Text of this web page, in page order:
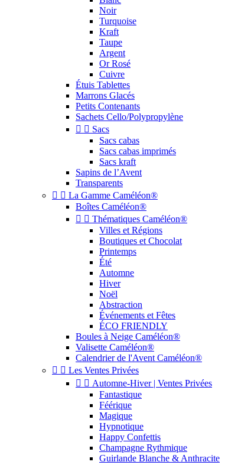
Noir
Turquoise
Kraft
Taupe
Argent
Or Rosé
Cuivre
Étuis Tablettes
Marrons Glacés
Petits Contenants
Sachets Cello/Polypropylène
  Sacs
Sacs cabas
Sacs cabas imprimés
Sacs kraft
Sapins de l’Avent
Transparents
  La Gamme Caméléon®
Boîtes Caméléon®
  Thématiques Caméléon®
Villes et Régions
Boutiques et Chocolat
Printemps
Été
Automne
Hiver
Noël
Abstraction
Événements et Fêtes
ÉCO FRIENDLY
Boules à Neige Caméléon®
Valisette Caméléon®
Calendrier de l'Avent Caméléon®
  Les Ventes Privées
  Automne-Hiver | Ventes Privées
Fantastique
Féérique
Magique
Hypnotique
Happy Confettis
Champagne Rythmique
Guirlande Blanche & Anthracite